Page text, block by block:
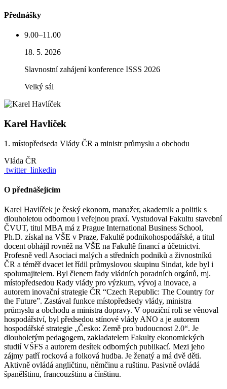
Přednášky
9.00–11.00
18. 5. 2026
Slavnostní zahájení konference ISSS 2026
Velký sál
Karel Havlíček
1. místopředseda Vlády ČR a ministr průmyslu a obchodu
Vláda ČR
twitter linkedin
O přednášejícím
Karel Havlíček je český ekonom, manažer, akademik a politik s
dlouholetou odbornou i veřejnou praxí. Vystudoval Fakultu stavební
ČVUT, titul MBA má z Prague International Business School,
Ph.D. získal na VŠE v Praze, Fakultě podnikohospodářské, a titul
docent obhájil rovněž na VŠE na Fakultě financí a účetnictví.
Profesně vedl Asociaci malých a středních podniků a živnostníků
ČR a téměř dvacet let řídil průmyslovou skupinu Sindat, kde byl i
spolumajitelem. Byl členem řady vládních poradních orgánů, mj.
místopředsedou Rady vlády pro výzkum, vývoj a inovace, a
autorem inovační strategie ČR “Czech Republic: The Country for
the Future”. Zastával funkce místopředsedy vlády, ministra
průmyslu a obchodu a ministra dopravy. V opoziční roli se věnoval
hospodářství, byl předsedou stínové vlády ANO a je autorem
hospodářské strategie „Česko: Země pro budoucnost 2.0“. Je
dlouholetým pedagogem, zakladatelem Fakulty ekonomických
studií VŠFS a autorem desítek odborných publikací. Mezi jeho
zájmy patří rocková a folková hudba. Je ženatý a má dvě děti.
Aktivně ovládá angličtinu, němčinu a ruštinu. Pasivně ovládá
španělštinu, francouzštinu a čínštinu.